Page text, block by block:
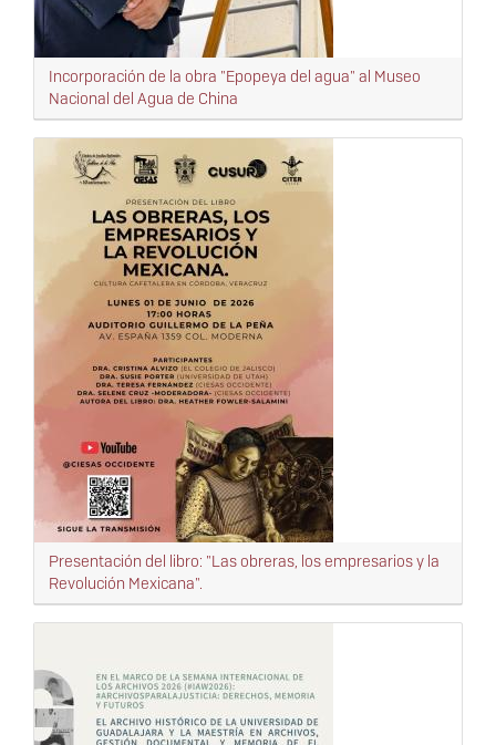
Incorporación de la obra "Epopeya del agua" al Museo
Nacional del Agua de China
Presentación del libro: "Las obreras, los empresarios y la
Revolución Mexicana".